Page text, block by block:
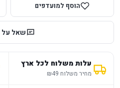
הוסף למועדפים
שאל על
עלות משלוח לכל ארץ
מחיר משלוח ₪49